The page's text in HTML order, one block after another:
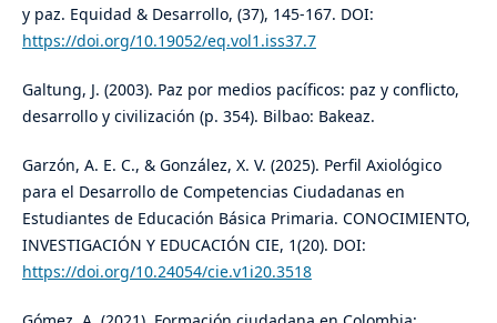
y paz. Equidad & Desarrollo, (37), 145-167. DOI:
https://doi.org/10.19052/eq.vol1.iss37.7
Galtung, J. (2003). Paz por medios pacíficos: paz y conflicto,
desarrollo y civilización (p. 354). Bilbao: Bakeaz.
Garzón, A. E. C., & González, X. V. (2025). Perfil Axiológico
para el Desarrollo de Competencias Ciudadanas en
Estudiantes de Educación Básica Primaria. CONOCIMIENTO,
INVESTIGACIÓN Y EDUCACIÓN CIE, 1(20). DOI:
https://doi.org/10.24054/cie.v1i20.3518